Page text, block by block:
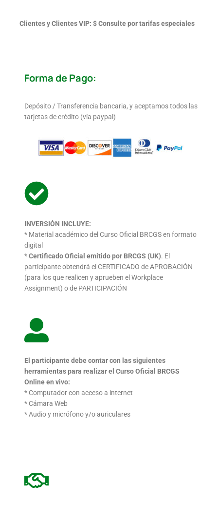
Clientes y Clientes VIP: $ Consulte por tarifas especiales
Forma de Pago:
Depósito / Transferencia bancaria, y aceptamos todos las
tarjetas de crédito (vía paypal)
INVERSIÓN INCLUYE:
* Material académico del Curso Oficial BRCGS en formato
digital
*Certificado Oficial emitido por BRCGS (UK). El
participanteobtendrá el CERTIFICADO de APROBACIÓN
(para los que realicen y aprueben el Workplace
Assignment) o de PARTICIPACIÓN
El participante debe contar con las siguientes
herramientaspara realizar el Curso Oficial BRCGS
Online en vivo:
* Computador con acceso a internet
* Cámara Web
* Audio y micrófono y/o auriculares